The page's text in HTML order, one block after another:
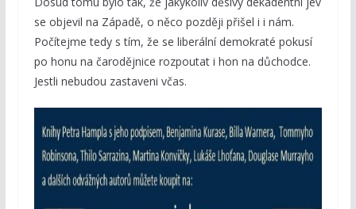
se objevil na Západě, o něco později přišel i i nám.
Počítejme tedy s tím, že se liberální demokraté pokusí
po honu na čarodějnice rozpoutat i hon na důchodce.
Jestli nebudou zastaveni včas.